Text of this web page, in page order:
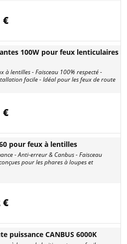
€
100W pour feux lenticulaires
à lentilles - Faisceau 100% respecté -
facile - Idéal pour les feux de route
€
pour feux à lentilles
- Anti-erreur & Canbus - Faisceau
pour les phares à loupes et
€
puissance CANBUS 6000K